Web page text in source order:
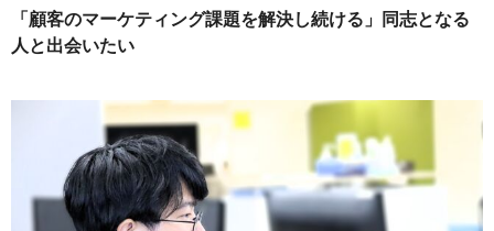
「顧客のマーケティング課題を解決し続ける」同志となる
人と出会いたい